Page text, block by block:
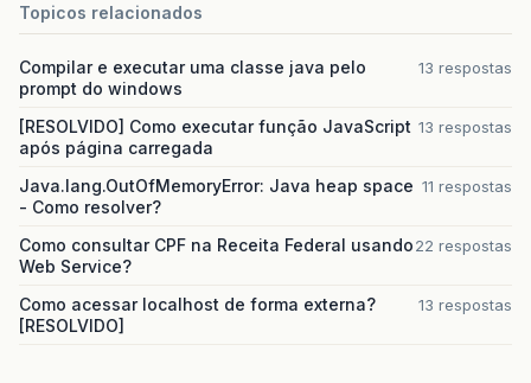
Topicos relacionados
Compilar e executar uma classe java pelo
prompt do windows
13 respostas
[RESOLVIDO] Como executar função JavaScript
após página carregada
13 respostas
Java.lang.OutOfMemoryError: Java heap space
- Como resolver?
11 respostas
Como consultar CPF na Receita Federal usando
Web Service?
22 respostas
Como acessar localhost de forma externa?
[RESOLVIDO]
13 respostas